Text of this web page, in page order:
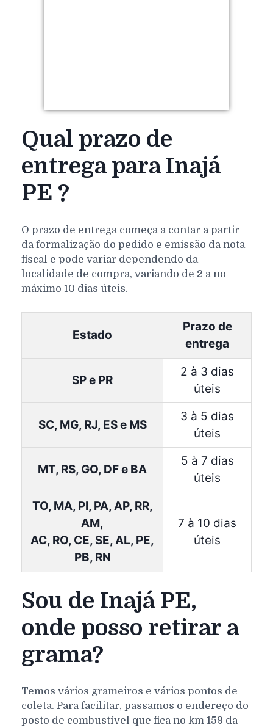
Qual prazo de
entrega para Inajá
PE ?
O prazo de entrega começa a contar a partir
da formalização do pedido e emissão da nota
fiscal e pode variar dependendo da
localidade de compra, variando de 2 a no
máximo 10 dias úteis.
Estado
Prazo de
entrega
SP e PR
2 à 3 dias
úteis
SC, MG, RJ, ES e MS
3 à 5 dias
úteis
MT, RS, GO, DF e BA
5 à 7 dias
úteis
TO, MA, PI, PA, AP, RR,
AM,
AC, RO, CE, SE, AL, PE,
PB, RN
7 à 10 dias
úteis
Sou de Inajá PE,
onde posso retirar a
grama?
Temos vários grameiros e vários pontos de
coleta. Para facilitar, passamos o endereço do
posto de combustível que fica no km 159 da